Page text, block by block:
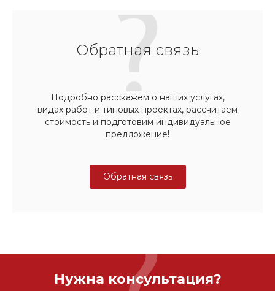
Обратная связь
Подробно расскажем о наших услугах,
видах работ и типовых проектах, рассчитаем
стоимость и подготовим индивидуальное
предложение!
Обратная связь
Нужна консультация?